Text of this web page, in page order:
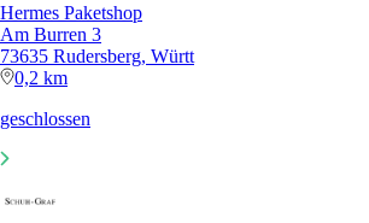
Hermes Paketshop
Am Burren 3
73635 Rudersberg, Württ
0,2 km
geschlossen